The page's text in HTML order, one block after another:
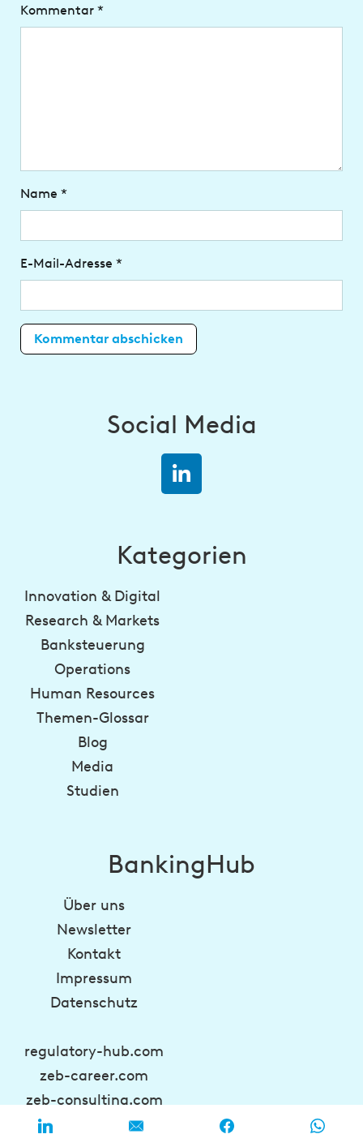
Kommentar *
Name *
E-Mail-Adresse *
Social Media
Kategorien
Innovation & Digital
Research & Markets
Banksteuerung
Operations
Human Resources
Themen-Glossar
Blog
Media
Studien
BankingHub
Über uns
Newsletter
Kontakt
Impressum
Datenschutz
regulatory-hub.com
zeb-career.com
zeb-consulting.com